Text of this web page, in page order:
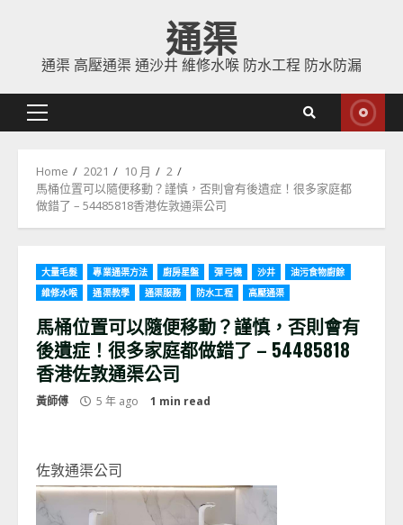
content
通渠
通渠 高壓通渠 通沙井 維修水喉 防水工程 防水防漏
Primary
Home 2021 10 月
2
馬桶位置可以隨便移動？謹慎，否則會有後遺症！很多家庭都
做錯了 – 54485818香港佐敦通渠公司
大量毛髮 專業通渠方法 廚房星盤 彈弓機 沙井
油污食物廚餘
維修水喉
通渠教學 通渠服務 防水工程 高壓通渠
馬桶位置可以隨便移動？謹慎，否則會有
後遺症！很多家庭都做錯了 – 54485818
香港佐敦通渠公司
黃師傅 5 年 ago 1 min read
佐敦通渠公司